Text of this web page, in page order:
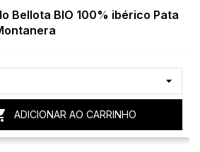
Bellota BIO 100% ibérico Pata
ADICIONAR AO CARRINHO